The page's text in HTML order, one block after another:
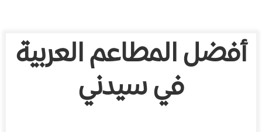
أفضل المطاعم العربية
في سيدني